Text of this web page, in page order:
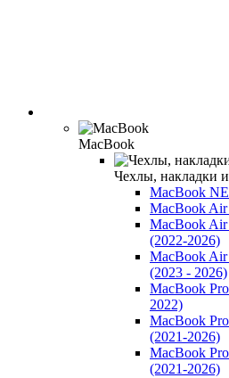
MacBook
Чехлы, накладки
MacBook
MacBook
MacBook
(2022-2026)
MacBook
(2023 - 2026)
MacBook
2022)
MacBook
(2021-2026)
MacBook
(2021-2026)